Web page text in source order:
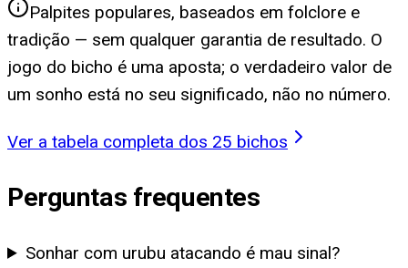
Palpites populares, baseados em folclore e
tradição — sem qualquer garantia de resultado. O
jogo do bicho é uma aposta; o verdadeiro valor de
um sonho está no seu significado, não no número.
Ver a tabela completa dos 25 bichos
Perguntas frequentes
Sonhar com urubu atacando é mau sinal?